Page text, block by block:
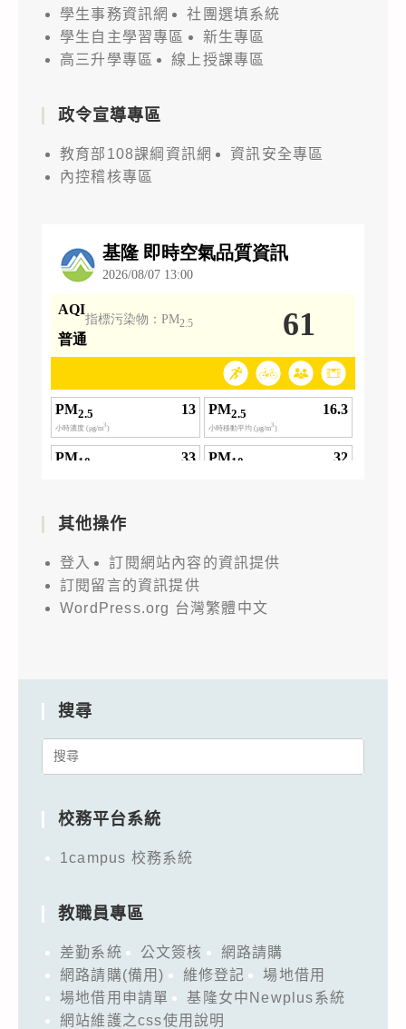
學生事務資訊網
社團選填系統
學生自主學習專區
新生專區
高三升學專區
線上授課專區
政令宣導專區
教育部108課綱資訊網
資訊安全專區
內控稽核專區
其他操作
登入
訂閱網站內容的資訊提供
訂閱留言的資訊提供
WordPress.org 台灣繁體中文
搜尋
Search
校務平台系統
1campus 校務系統
教職員專區
差勤系統 公文簽核
網路請購
網路請購(備用)
維修登記
場地借用
場地借用申請單
基隆女中Newplus系統
網站維護之css使用說明